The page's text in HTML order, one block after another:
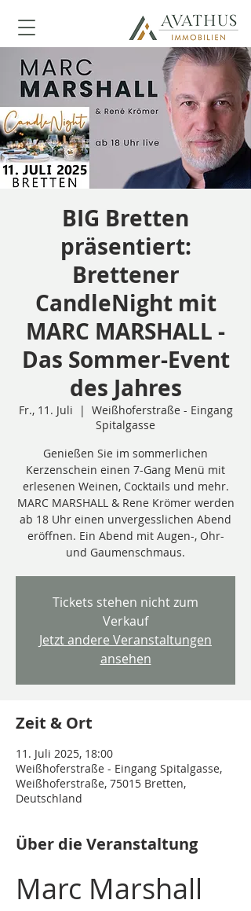
BIG Bretten
präsentiert:
Brettener
CandleNight mit
MARC MARSHALL -
Das Sommer-Event
des Jahres
Fr., 11. Juli
  |
Weißhoferstraße - Eingang
Spitalgasse
Genießen Sie im sommerlichen
Kerzenschein einen 7-Gang Menü mit
erlesenen Weinen, Cocktails und mehr.
MARC MARSHALL & Rene Krömer werden
ab 18 Uhr einen unvergesslichen Abend
eröffnen. Ein Abend mit Augen-, Ohr-
und Gaumenschmaus.
Tickets stehen nicht zum
Verkauf
Jetzt andere Veranstaltungen
ansehen
Zeit & Ort
11. Juli 2025, 18:00
Weißhoferstraße - Eingang Spitalgasse,
Weißhoferstraße, 75015 Bretten,
Deutschland
Über die Veranstaltung
Marc Marshall